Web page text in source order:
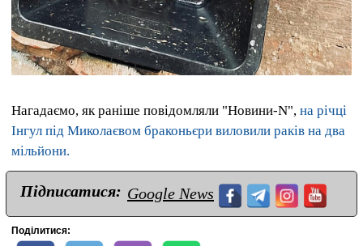
Нагадаємо, як раніше повідомляли "Новини-N", на річці
Інгул під Миколаєвом браконьєри виловили раків на два
мільйони.
Підписатися: Google News
Поділитися: